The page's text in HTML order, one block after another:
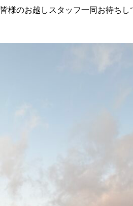
皆様のお越しスタッフ一同お待ちし